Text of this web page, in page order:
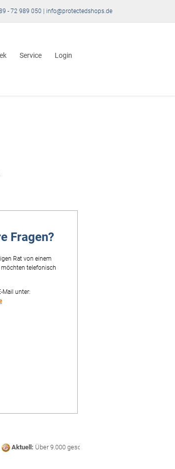
- 72 989 050 | info@protectedshops.de
Service Login
Fragen?
Rat von einem
telefonisch
Mail unter:
Aktuell:Über 9.000 geschützte Shops